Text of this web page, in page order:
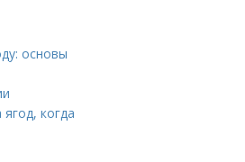
основы
когда